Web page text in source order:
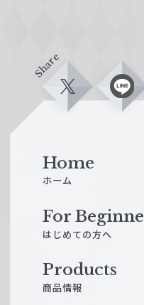
Share
X L
Home
ホーム
For
はじめての方へ
Products
商品情報